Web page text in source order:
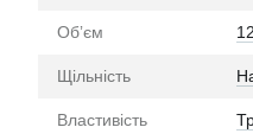
Обʼєм
Щільність
Властивість